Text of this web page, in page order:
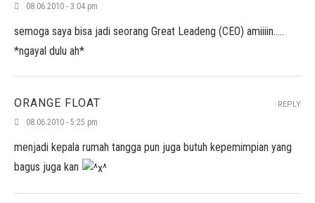
08.06.2010 - 3:04 pm
semoga saya bisa jadi seorang Great Leadeng (CEO) amiiiin…..
*ngayal dulu ah*
ORANGE FLOAT
08.06.2010 - 5:25 pm
menjadi kepala rumah tangga pun juga butuh kepemimpian yang
bagus juga kan
REPLY